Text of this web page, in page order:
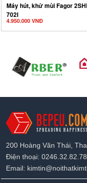
Máy hút, khử mùi Fagor
702I
4.950.000 VNĐ
200 Hoàng Văn Thái,
Điện thoại:
Email: